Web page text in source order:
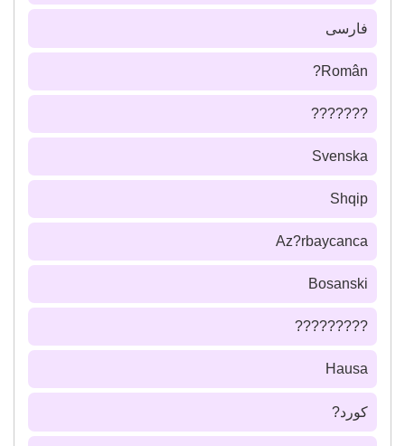
فارسى
Român?
???????
Svenska
Shqip
Az?rbaycanca
Bosanski
?????????
Hausa
كورد?